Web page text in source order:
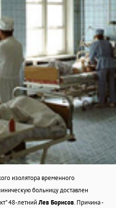
изолятора временного
больницу доставлен
48-летнийЛев Борисов. Причина -